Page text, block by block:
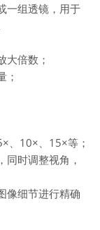
一组透镜，用于
大倍数；
；
、10×、15×等；
时调整视角，
像细节进行精确